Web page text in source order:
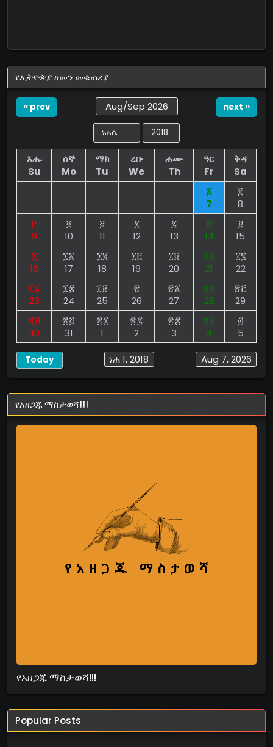
የኢትዮጵያ ዘመን መቁጠሪያ
‹‹ prev Aug/Sep 2026 next ››
እሑ
Su
ሰኞ
Mo
ማክ
Tu
ረቡ
We
ሐሙ
Th
ዓር
Fr
ቅዳ
Sa
፩
7
፪
8
፫
9
፬
10
፭
11
፮
12
፯
13
፰
14
፱
15
፲
16
፲፩
17
፲፪
18
፲፫
19
፲፬
20
፲፭
21
፲፮
22
፲፯
23
፲፰
24
፲፱
25
፳
26
፳፩
27
፳፪
28
፳፫
29
፳፬
30
፳፭
31
፳፮
1
፳፯
2
፳፰
3
፳፱
4
፴
5
Aug 7, 2026
ነሐ 1, 2018
Today
የአዘጋጁ ማስታወሻ!!!
የአዘጋጁ ማስታወሻ!!!
Popular Posts